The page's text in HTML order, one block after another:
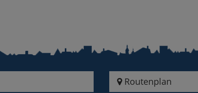
Routenplan